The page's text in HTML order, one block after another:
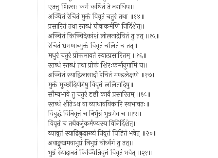
एतत्तु शिरसः कर्म कथितं ते नराधिप॥
अञ्चितं रेचितं मुक्तं विवृतं चतुरं तथा ॥१४॥
प्रसारितं तथा स्तब्धं ग्रीवाकर्मणि निर्दिशेत्॥
अञ्चितं किञ्चिदेकांशं लोलनाद्रेचितं तु तत् ॥१५॥
रेचितं भ्रमणान्मुक्तं विवृतं चलितं च तत्॥
मधुरं चतुरं प्रोक्तमायतं स्यात्प्रसारितम् ॥१६॥
स्तब्धं स्तब्धं तथा प्रोक्तं शिरःकर्मानुगामि च॥
अञ्चितं स्याद्विलासादौ रेचितं मण्डलेक्षणे ॥१७॥
मुक्तं मूर्च्छादियोगेषु विवृत्तं ललितादिषु॥
सौम्यभावे तु चतुरं दृष्टौ कार्यं प्रसारितम् ॥१८॥
स्तब्धं शीतेऽथ वा व्याधावविकारि स्वभावतः॥
विबुद्धं विनिवृत्तं च निर्भुग्नं भुग्नमेव च ॥१९॥
विवृत्तं च तथैवर्जुकर्मण्यस्य विनिर्दिशेत्॥
व्यावृत्तं स्याद्विबुद्धाख्यं निवृत्तं पिहितं भवेत् ॥२०॥
अवाङ्मुखमवाभुग्नं निभुग्नं चोर्ध्वगं तु तत्॥
भुग्नं स्यादानतं किञ्चिन्निवृत्तं विवृतं भवेत् ॥२१॥